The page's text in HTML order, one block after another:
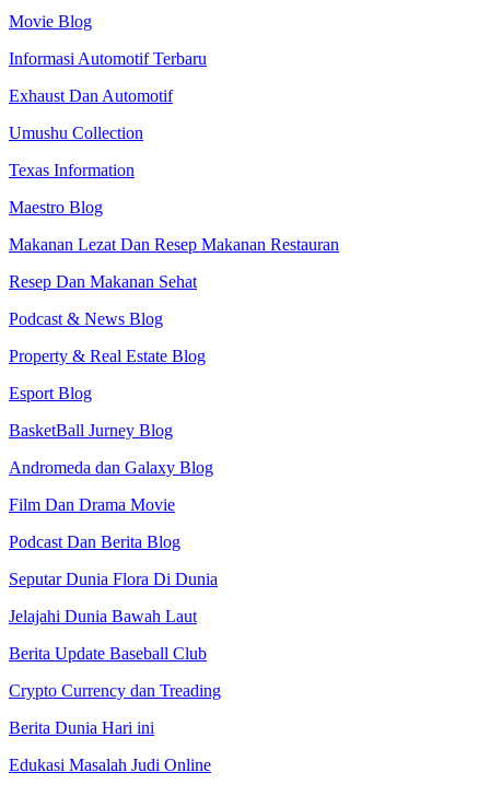
Movie Blog
Informasi Automotif Terbaru
Exhaust Dan Automotif
Umushu Collection
Texas Information
Maestro Blog
Makanan Lezat Dan Resep Makanan Restauran
Resep Dan Makanan Sehat
Podcast & News Blog
Property & Real Estate Blog
Esport Blog
BasketBall Jurney Blog
Andromeda dan Galaxy Blog
Film Dan Drama Movie
Podcast Dan Berita Blog
Seputar Dunia Flora Di Dunia
Jelajahi Dunia Bawah Laut
Berita Update Baseball Club
Crypto Currency dan Treading
Berita Dunia Hari ini
Edukasi Masalah Judi Online